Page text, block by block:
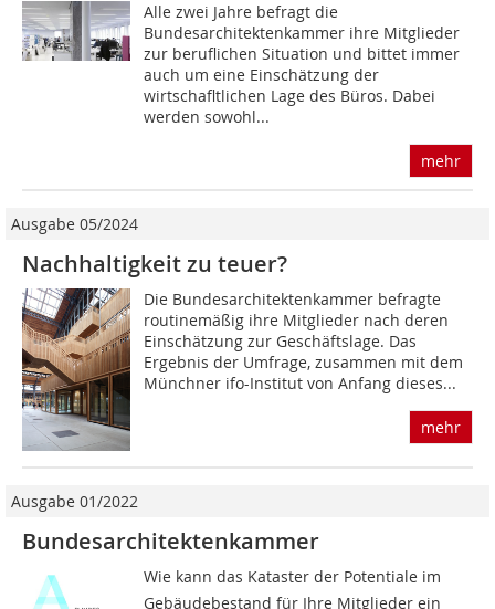
Alle zwei Jahre befragt die
Bundesarchitektenkammer ihre Mitglieder
zur beruflichen Situation und bittet immer
auch um eine Einschätzung der
wirtschafltlichen Lage des Büros. Dabei
werden sowohl...
mehr
Ausgabe 05/2024
Nachhaltigkeit zu teuer?
Die Bundesarchitektenkammer befragte
routinemäßig ihre Mitglieder nach deren
Einschätzung zur Geschäftslage. Das
Ergebnis der Umfrage, zusammen mit dem
Münchner ifo-Institut von Anfang dieses...
mehr
Ausgabe 01/2022
Bundesarchitektenkammer
Wie kann das Kataster der Potentiale im
Gebäudebestand für Ihre Mitglieder ein